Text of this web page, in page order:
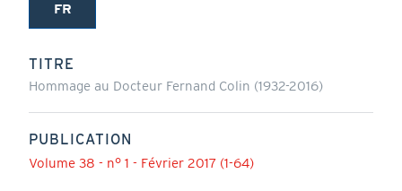
FR
(onglet
TITRE
Hommage au Docteur Fernand Colin (1932-2016)
PUBLICATION
Volume 38 - n° 1 - Février 2017 (1-64)